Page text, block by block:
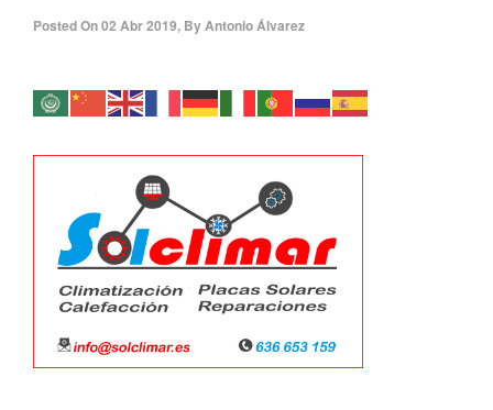
Posted On02 Abr 2019, ByAntonio Álvarez